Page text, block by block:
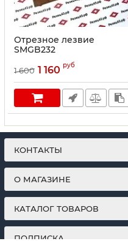
Отрезное лезвие
SMGB232
1 600 1 160 руб
КОНТАКТЫ
О МАГАЗИНЕ
КАТАЛОГ ТОВАРОВ
ПОДПИСКА